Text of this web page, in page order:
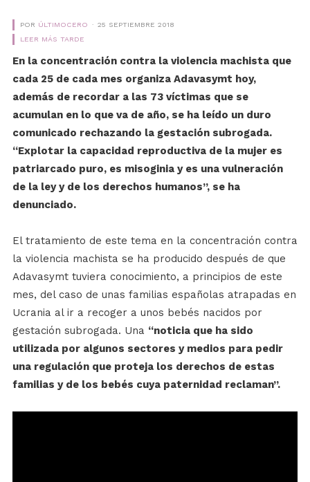
POR ÚLTIMOCERO
25 SEPTIEMBRE 2018
LEER MÁS TARDE
En la concentración contra la violencia machista que
cada 25 de cada mes organiza Adavasymt hoy,
además de recordar a las 73 víctimas que se
acumulan en lo que va de año, se ha leído un duro
comunicado rechazando la gestación subrogada.
“Explotar la capacidad reproductiva de la mujer es
patriarcado puro, es misoginia y es una vulneración
de la ley y de los derechos humanos”, se ha
denunciado.
El tratamiento de este tema en la concentración contra
la violencia machista se ha producido después de que
Adavasymt tuviera conocimiento, a principios de este
mes, del caso de unas familias españolas atrapadas en
Ucrania al ir a recoger a unos bebés nacidos por
gestación subrogada. Una “noticia que ha sido
utilizada por algunos sectores y medios para pedir
una regulación que proteja los derechos de estas
familias y de los bebés cuya paternidad reclaman”.